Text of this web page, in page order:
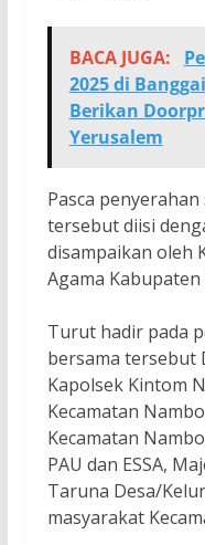
BACA JUGA:
2025 di
Berikan
Yerusalem
Pasca
tersebut diisi
disampaikan oleh
Agama Kabupaten
Turut hadir pada
bersama tersebut
Kapolsek Kintom
Kecamatan
Kecamatan
PAU dan ESSA,
Taruna Desa/
masyarakat